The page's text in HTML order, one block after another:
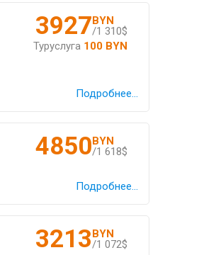
3927BYN
/1 310$
Туруслуга 100 BYN
Подробнее...
4850BYN
/1 618$
Подробнее...
3213BYN
/1 072$